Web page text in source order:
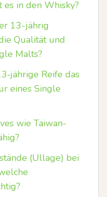
in den Whisky?
13-jährig
Qualität und
Malts?
Reife das
eines Single
wie Taiwan-
(Ullage) bei